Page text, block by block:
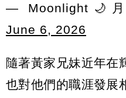
— Moonlight🌙月
June 6, 2026
隨著黃家兄妹近年在
也對他們的職涯發展